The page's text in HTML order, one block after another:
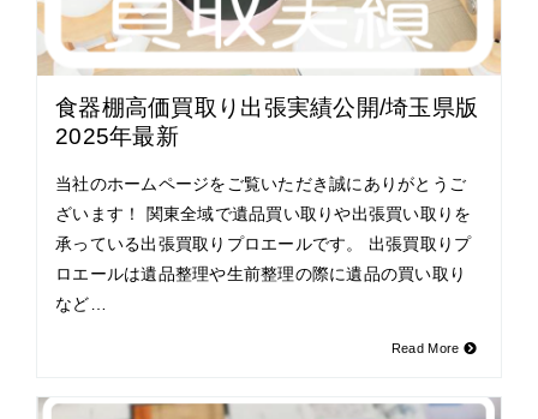
食器棚高価買取り出張実績公開/埼玉県版
2025年最新
当社のホームページをご覧いただき誠にありがとうご
ざいます！ 関東全域で遺品買い取りや出張買い取りを
承っている出張買取りプロエールです。 出張買取りプ
ロエールは遺品整理や生前整理の際に遺品の買い取り
など…
Read More